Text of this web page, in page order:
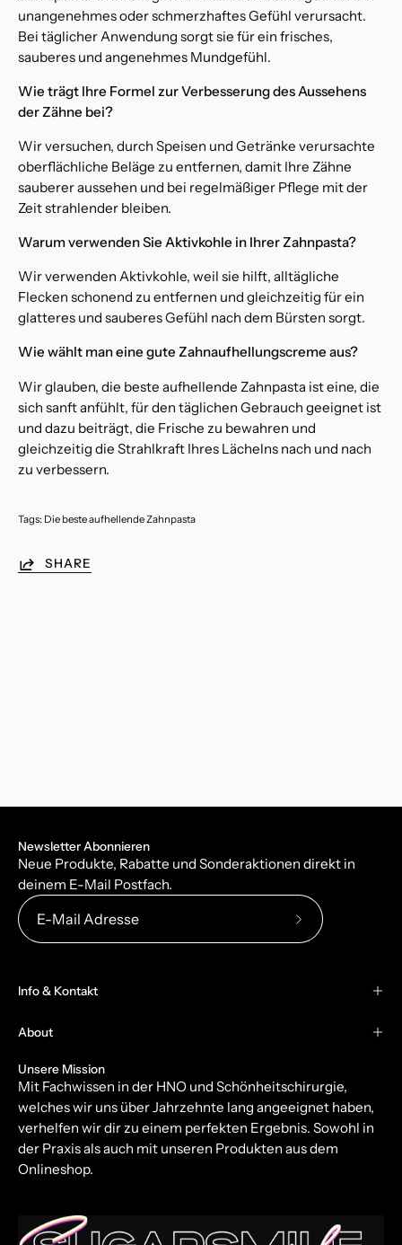
unangenehmes oder schmerzhaftes Gefühl verursacht.
Bei täglicher Anwendung sorgt sie für ein frisches,
sauberes und angenehmes Mundgefühl.
Wie trägt Ihre Formel zur Verbesserung des Aussehens
der Zähne bei?
Wir versuchen, durch Speisen und Getränke verursachte
oberflächliche Beläge zu entfernen, damit Ihre Zähne
sauberer aussehen und bei regelmäßiger Pflege mit der
Zeit strahlender bleiben.
Warum verwenden Sie Aktivkohle in Ihrer Zahnpasta?
Wir verwenden Aktivkohle, weil sie hilft, alltägliche
Flecken schonend zu entfernen und gleichzeitig für ein
glatteres und sauberes Gefühl nach dem Bürsten sorgt.
Wie wählt man eine gute Zahnaufhellungscreme aus?
Wir glauben, die beste aufhellende Zahnpasta ist eine, die
sich sanft anfühlt, für den täglichen Gebrauch geeignet ist
und dazu beiträgt, die Frische zu bewahren und
gleichzeitig die Strahlkraft Ihres Lächelns nach und nach
zu verbessern.
Tags: Die beste aufhellende Zahnpasta
SHARE
n
i
k
n
i
n
e
ä
e
o
S
E
W
b
m
a
Newsletter Abonnieren
Neue Produkte, Rabatte und Sonderaktionen direkt in
deinem E-Mail Postfach.
Abonniere
Info & Kontakt
About
Unsere Mission
Mit Fachwissen in der HNO und Schönheitschirurgie,
welches wir uns über Jahrzehnte lang angeeignet haben,
verhelfen wir dir zu einem perfekten Ergebnis. Sowohl in
der Praxis als auch mit unseren Produkten aus dem
Onlineshop.